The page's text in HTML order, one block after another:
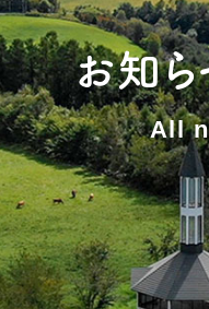
お知
All